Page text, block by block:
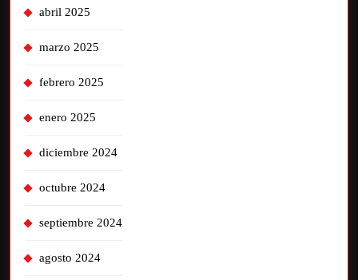
abril 2025
marzo 2025
febrero 2025
enero 2025
diciembre 2024
octubre 2024
septiembre 2024
agosto 2024